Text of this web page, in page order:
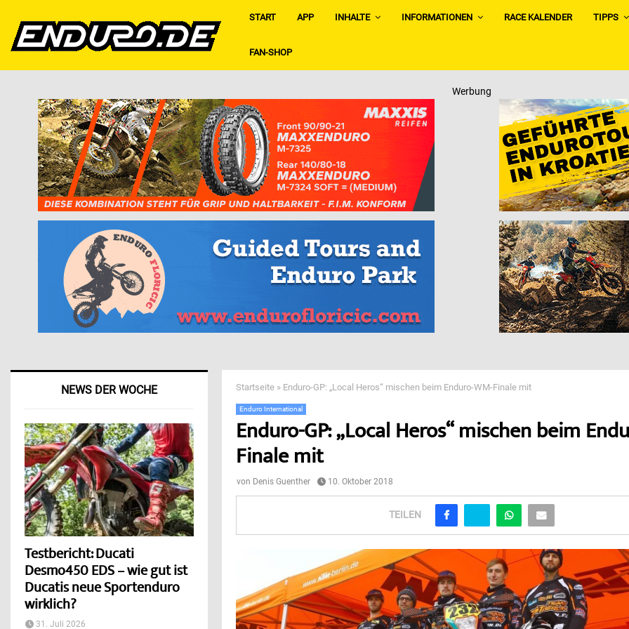
START APP INHALTE INFORMATIONEN RACE KALENDER TIPPS
FAN-SHOP
Werbung
Startseite » Enduro-GP: „Local Heros“ mischen beim Enduro-WM-Finale mit
Enduro International
Enduro-GP: „Local Heros“ mischen beim
Finale mit
von Denis Guenther 10. Oktober 2018
TEILEN
NEWS DER WOCHE
Testbericht: Ducati
Desmo450 EDS – wie gut ist
Ducatis neue Sportenduro
wirklich?
31. Juli 2026